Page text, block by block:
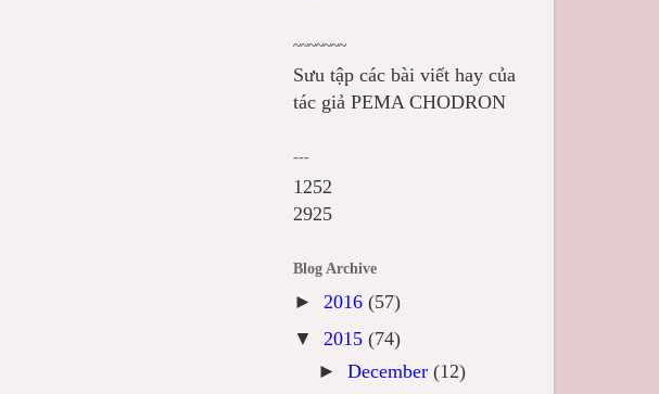
~~~~~~~
Sưu tập các bài viết hay của
tác giả PEMA CHODRON
---
1252
2925
Blog Archive
► 2016 (57)
▼ 2015 (74)
► December (12)